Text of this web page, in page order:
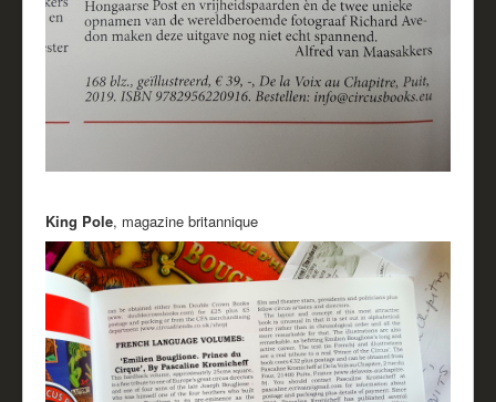
King Pole, magazine britannique